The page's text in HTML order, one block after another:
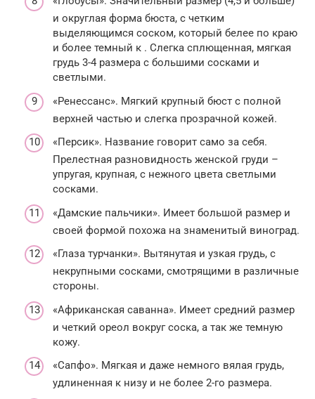
и округлая форма бюста, с четким
выделяющимся соском, который белее по краю
и более темный к . Слегка сплющенная, мягкая
грудь 3-4 размера с большими сосками и
светлыми.
«Ренессанс». Мягкий крупный бюст с полной
верхней частью и слегка прозрачной кожей.
«Персик». Название говорит само за себя.
Прелестная разновидность женской груди –
упругая, крупная, с нежного цвета светлыми
сосками.
«Дамские пальчики». Имеет большой размер и
своей формой похожа на знаменитый виноград.
«Глаза турчанки». Вытянутая и узкая грудь, с
некрупными сосками, смотрящими в различные
стороны.
«Африканская саванна». Имеет средний размер
и четкий ореол вокруг соска, а так же темную
кожу.
«Сапфо». Мягкая и даже немного вялая грудь,
удлиненная к низу и не более 2-го размера.